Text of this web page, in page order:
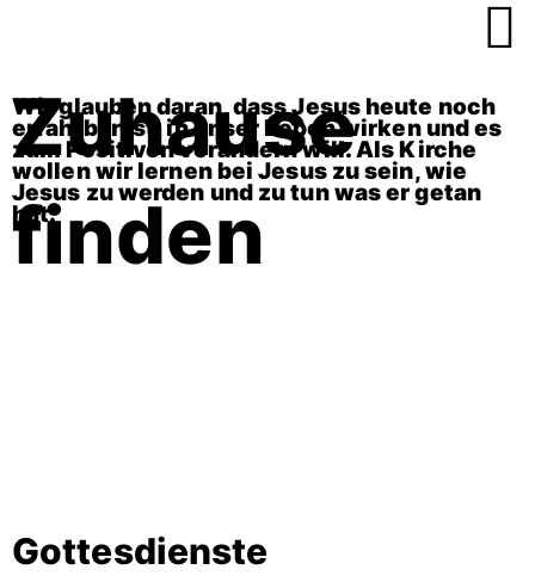
Zuhause
finden
Wir glauben daran, dass Jesus heute noch
erfahrbar ist, in unser Leben wirken und es
zum Positiven verändern will. Als Kirche
wollen wir lernen bei Jesus zu sein, wie
Jesus zu werden und zu tun was er getan
hat.
Gottesdienste